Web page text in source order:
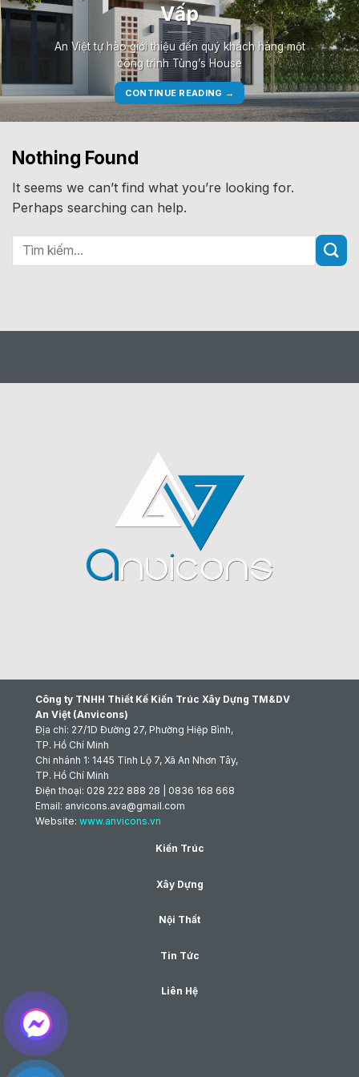
Vấp
An Việt tự hào giới thiệu đến quý khách hàng một
công trình Tùng’s House
CONTINUE READING →
Nothing Found
It seems we can’t find what you’re looking for.
Perhaps searching can help.
Công ty TNHH Thiết Kế Kiến Trúc Xây Dựng TM&DV
An Việt (Anvicons)
Địa chỉ: 27/1D Đường 27, Phường Hiệp Bình,
TP. Hồ Chí Minh
Chi nhánh 1: 1445 Tỉnh Lộ 7, Xã An Nhơn Tây,
TP. Hồ Chí Minh
Điện thoại: 028 222 888 28 | 0836 168 668
Email: anvicons.ava@gmail.com
Website: www.anvicons.vn
Kiến Trúc
Xây Dựng
Nội Thất
Tin Tức
Liên Hệ